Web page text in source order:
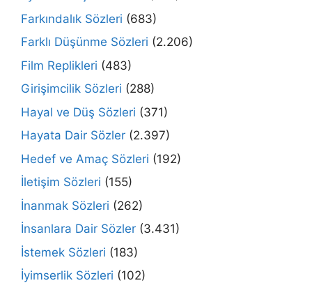
Farkındalık Sözleri (683)
Farklı Düşünme Sözleri (2.206)
Film Replikleri (483)
Girişimcilik Sözleri (288)
Hayal ve Düş Sözleri (371)
Hayata Dair Sözler (2.397)
Hedef ve Amaç Sözleri (192)
İletişim Sözleri (155)
İnanmak Sözleri (262)
İnsanlara Dair Sözler (3.431)
İstemek Sözleri (183)
İyimserlik Sözleri (102)